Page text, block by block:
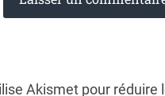
Akismet pour réduire